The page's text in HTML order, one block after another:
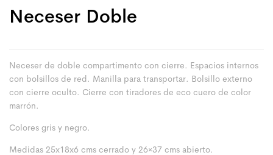
Neceser Doble
Neceser de doble compartimento con cierre. Espacios internos
con bolsillos de red. Manilla para transportar. Bolsillo externo
con cierre oculto. Cierre con tiradores de eco cuero de color
marrón.
Colores gris y negro.
Medidas 25x18x6 cms cerrado y 26×37 cms abierto.